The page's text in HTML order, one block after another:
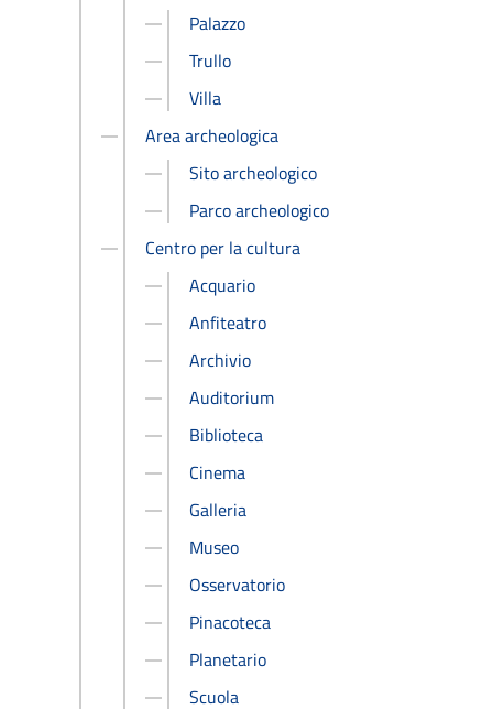
Palazzo
Trullo
Villa
Area archeologica
Sito archeologico
Parco archeologico
Centro per la cultura
Acquario
Anfiteatro
Archivio
Auditorium
Biblioteca
Cinema
Galleria
Museo
Osservatorio
Pinacoteca
Planetario
Scuola